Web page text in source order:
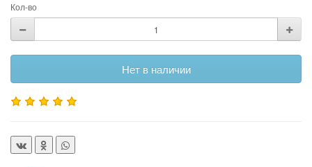
Кол-во
Нет в наличии